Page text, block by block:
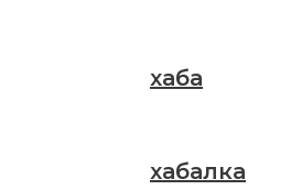
хаба
хабалка